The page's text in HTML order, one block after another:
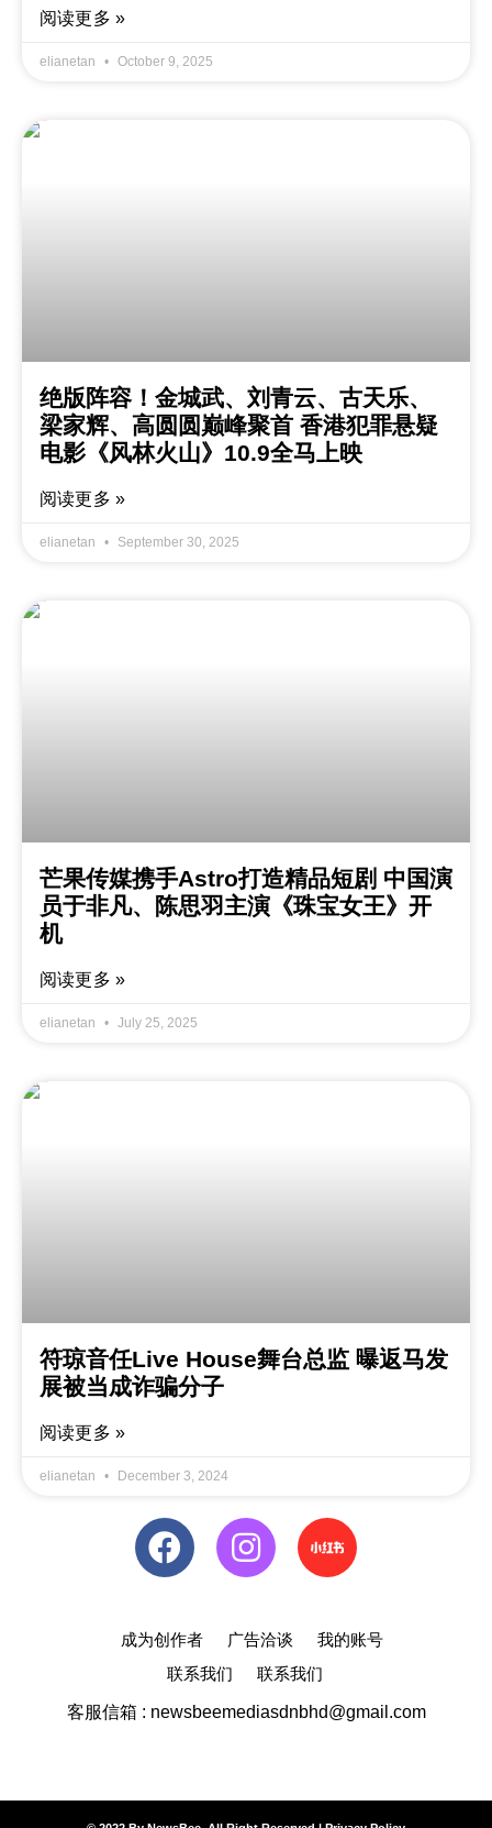
阅读更多 »
elianetan October 9, 2025
绝版阵容！金城武、刘青云、古天乐、
梁家辉、高圆圆巅峰聚首 香港犯罪悬疑
电影《风林火山》10.9全马上映
阅读更多 »
elianetan September 30, 2025
芒果传媒携手Astro打造精品短剧 中国演
员于非凡、陈思羽主演《珠宝女王》开
机
阅读更多 »
elianetan July 25, 2025
符琼音任Live House舞台总监 曝返马发
展被当成诈骗分子
阅读更多 »
elianetan December 3, 2024
成为创作者 广告洽谈
我的账号
联系我们
联系我们
客服信箱 : newsbeemediasdnbhd@gmail.com